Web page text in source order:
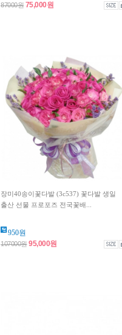
87000원 75,000원
장미40송이꽃다발 (3c537) 꽃다발 생일
출산 선물 프로포즈 전국꽃배...
950원
107000원95,000원